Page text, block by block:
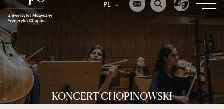
PL
KONCERT CHOPINOWSKI